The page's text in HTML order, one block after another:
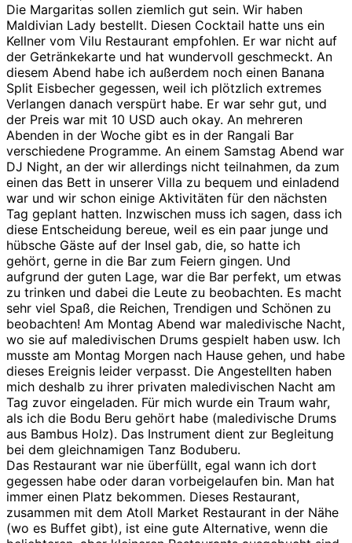
Die Margaritas sollen ziemlich gut sein. Wir haben
Maldivian Lady bestellt. Diesen Cocktail hatte uns ein
Kellner vom Vilu Restaurant empfohlen. Er war nicht auf
der Getränkekarte und hat wundervoll geschmeckt. An
diesem Abend habe ich außerdem noch einen Banana
Split Eisbecher gegessen, weil ich plötzlich extremes
Verlangen danach verspürt habe. Er war sehr gut, und
der Preis war mit 10 USD auch okay. An mehreren
Abenden in der Woche gibt es in der Rangali Bar
verschiedene Programme. An einem Samstag Abend war
DJ Night, an der wir allerdings nicht teilnahmen, da zum
einen das Bett in unserer Villa zu bequem und einladend
war und wir schon einige Aktivitäten für den nächsten
Tag geplant hatten. Inzwischen muss ich sagen, dass ich
diese Entscheidung bereue, weil es ein paar junge und
hübsche Gäste auf der Insel gab, die, so hatte ich
gehört, gerne in die Bar zum Feiern gingen. Und
aufgrund der guten Lage, war die Bar perfekt, um etwas
zu trinken und dabei die Leute zu beobachten. Es macht
sehr viel Spaß, die Reichen, Trendigen und Schönen zu
beobachten! Am Montag Abend war maledivische Nacht,
wo sie auf maledivischen Drums gespielt haben usw. Ich
musste am Montag Morgen nach Hause gehen, und habe
dieses Ereignis leider verpasst. Die Angestellten haben
mich deshalb zu ihrer privaten maledivischen Nacht am
Tag zuvor eingeladen. Für mich wurde ein Traum wahr,
als ich die Bodu Beru gehört habe (maledivische Drums
aus Bambus Holz). Das Instrument dient zur Begleitung
bei dem gleichnamigen Tanz Boduberu.
Das Restaurant war nie überfüllt, egal wann ich dort
gegessen habe oder daran vorbeigelaufen bin. Man hat
immer einen Platz bekommen. Dieses Restaurant,
zusammen mit dem Atoll Market Restaurant in der Nähe
(wo es Buffet gibt), ist eine gute Alternative, wenn die